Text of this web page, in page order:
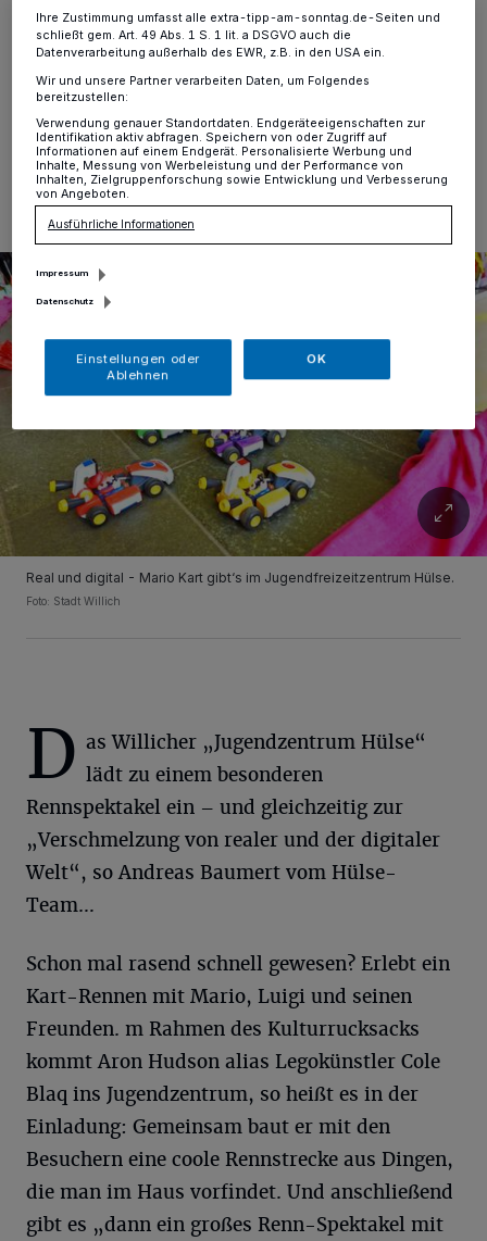
Willich·Zwischen den Welten - ein analog-digitales
Rennspektakel auf Einladung des Jugendzentrum
"Hülse“ gib es am 4. und 5. September.
31.08.2025 , 15:47 Uhr Eine Minute Lesezeit
Real und digital - Mario Kart gibt‘s im Jugendfreizeitzentrum Hülse.
Foto: Stadt Willich
D as Willicher „Jugendzentrum Hülse“
lädt zu einem besonderen
Rennspektakel ein – und gleichzeitig zur
„Verschmelzung von realer und der digitaler
Welt“, so Andreas Baumert vom Hülse-
Team…
Schon mal rasend schnell gewesen? Erlebt ein
Kart-Rennen mit Mario, Luigi und seinen
Freunden. m Rahmen des Kulturrucksacks
kommt Aron Hudson alias Legokünstler Cole
Blaq ins Jugendzentrum, so heißt es in der
Einladung: Gemeinsam baut er mit den
Besuchern eine coole Rennstrecke aus Dingen,
die man im Haus vorfindet. Und anschließend
gibt es „dann ein großes Renn-Spektakel mit
Ihre Zustimmung umfasst alle extra-tipp-am-sonntag.de-Seiten und
schließt gem. Art. 49 Abs. 1 S. 1 lit. a DSGVO auch die
Datenverarbeitung außerhalb des EWR, z.B. in den USA ein.
Wir und unsere Partner verarbeiten Daten, um Folgendes
bereitzustellen:
Verwendung genauer Standortdaten. Endgeräteeigenschaften zur
Identifikation aktiv abfragen. Speichern von oder Zugriff auf
Informationen auf einem Endgerät. Personalisierte Werbung und
Inhalte, Messung von Werbeleistung und der Performance von
Inhalten, Zielgruppenforschung sowie Entwicklung und Verbesserung
von Angeboten.
Ausführliche Informationen
Impressum
Datenschutz
Einstellungen oder
Ablehnen
OK